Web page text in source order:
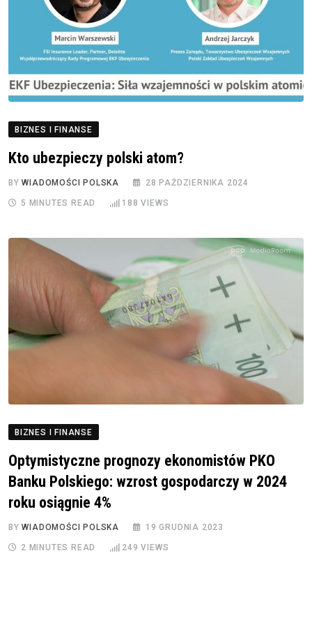
BIZNES I FINANSE
Kto ubezpieczy polski atom?
BYWIADOMOŚCI POLSKA 28 PAŹDZIERNIKA 2024
5 MINUTES READ 188 VIEWS
BIZNES I FINANSE
Optymistyczne prognozy ekonomistów PKO
Banku Polskiego: wzrost gospodarczy w 2024
roku osiągnie 4%
BYWIADOMOŚCI POLSKA 19 GRUDNIA 2023
2 MINUTES READ 249 VIEWS